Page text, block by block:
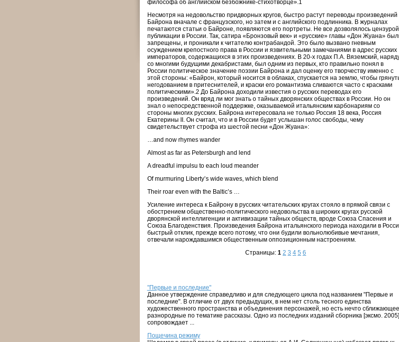
философа об английском безбожнике-стихотворце».1
Несмотря на недовольство придворных кругов, быстро растут переводы произведений
Байрона вначале с французского, но затем и с английского подлинника. В журналах
печатаются статьи о Байроне, появляются его портреты. Не все дозволялось цензурой
публикации в России. Так, сатира «Бронзовый век» и «русские» главы «Дон Жуана»
запрещены, и проникали к читателю контрабандой. Это было вызвано гневным
осуждением крепостного права в России и язвительными замечаниями в адрес русских
императоров, содержащихся в этих произведениях. В 20-х годах П.А. Вяземский,
со многими будущими декабристами, был одним из первых, кто правильно понял в
России политическое значение поэзии Байрона и дал оценку его творчеству именно с
этой стороны: «Байрон, который носится в облаках, спускается на землю, чтобы
негодованием в притеснителей, и краски его романтизма сливаются часто с красками
политическими».2 До Байрона доходили известия о русских переводах его
произведений. Он вряд ли мог знать о тайных дворянских обществах в России. Но он
знал о непосредственной поддержке, оказываемой итальянским карбонариям со
стороны многих русских. Байрона интересовала не только Россия 18 века, Россия
Екатерины II. Он считал, что и в России будет услышан голос свободы, чему
свидетельствует строфа из шестой песни «Дон Жуана»:
…and now rhymes wander
Almost as far as Petersburgh and lend
A dreadful impulsu to each loud meander
Of murmuring Liberty’s wide waves, which blend
Their roar even with the Baltic’s …
Усиление интереса к Байрону в русских читательских кругах стояло в прямой связи с
обострением общественно-политического недовольства в широких кругах русской
дворянской интеллигенции и активизации тайных обществ, вроде Союза Спасения и
Союза Благоденствия. Произведения Байрона итальянского периода находили в
быстрый отклик, прежде всего потому, что они будили вольнолюбивые мечтания,
отвечали нарождавшимся общественным оппозиционным настроениям.
Страницы: 1 2 3 4 5 6
"Первые и последние"
Данное утверждение справедливо и для следующего цикла под названием "Первые и
последние". В отличие от двух предыдущих, в нем нет столь тесного единства
художественного пространства и объединения персонажей, но есть нечто сближающее
разнородные по тематике рассказы. Одно из последних изданий сборника [эксмо. 2005]
сопровождает ...
Пощечина режиму